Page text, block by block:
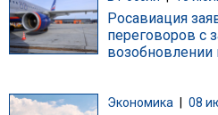
Росавиация
переговоров с
возобновлении
Экономика 08